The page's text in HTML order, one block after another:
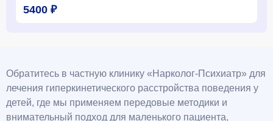
5400 ₽
Обратитесь в частную клинику «Нарколог-Психиатр» для
лечения гиперкинетического расстройства поведения у
детей, где мы применяем передовые методики и
внимательный подход для маленького пациента,